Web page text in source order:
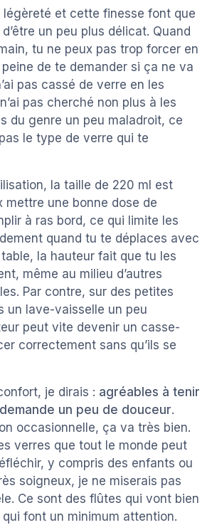
légèreté et cette finesse font que
un peu plus délicat. Quand
tu ne peux pas trop forcer en
de te demander si ça ne va
pas cassé de verre en les
pas cherché non plus à les
du genre un peu maladroit, ce
le type de verre qui te
la taille de 220 ml est
mettre une bonne dose de
à ras bord, ce qui limite les
quand tu te déplaces avec
table, la hauteur fait que tu les
même au milieu d’autres
Par contre, sur des petites
un lave-vaisselle un peu
peut vite devenir un casse-
correctement sans qu’ils se
je dirais : agréables à tenir
demande un peu de douceur.
occasionnelle, ça va très bien.
verres que tout le monde peut
y compris des enfants ou
soigneux, je ne miserais pas
Ce sont des flûtes qui vont bien
font un minimum attention.